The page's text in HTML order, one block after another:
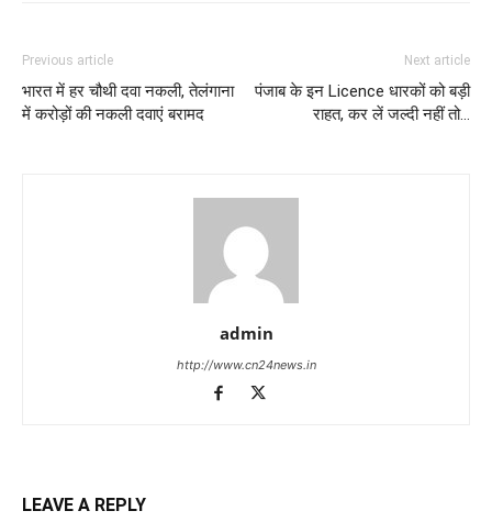
Previous article
भारत में हर चौथी दवा नकली, तेलंगाना
में करोड़ों की नकली दवाएं बरामद
Next article
पंजाब के इन Licence धारकों को बड़ी
राहत, कर लें जल्दी नहीं तो…
admin
http://www.cn24news.in
LEAVE A REPLY